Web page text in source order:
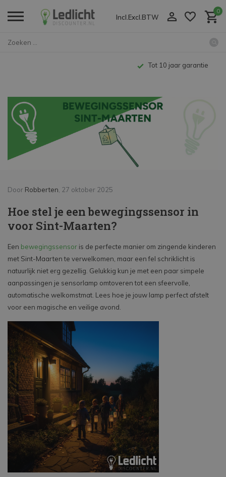
Incl. Excl. BTW
0
Tot 10 jaar garantie
Door Robberten , 27 oktober 2025
Hoe stel je een bewegingssensor in
voor Sint-Maarten?
Een bewegingssensor is de perfecte manier om zingende kinderen
met Sint-Maarten te verwelkomen, maar een fel schriklicht is
natuurlijk niet erg gezellig. Gelukkig kun je met een paar simpele
aanpassingen je sensorlamp omtoveren tot een sfeervolle,
automatische welkomstmat. Lees hoe je jouw lamp perfect afstelt
voor een magische en veilige avond.